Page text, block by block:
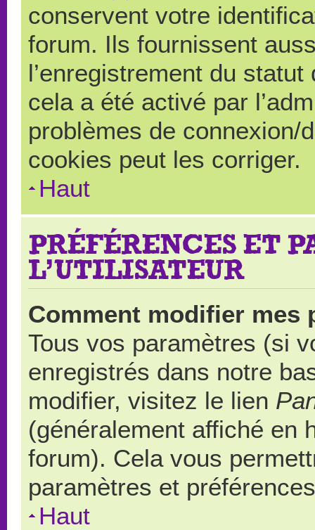
conservent votre
forum. Ils fournissent
l’enregistrement du
cela a été activé par
problèmes de connexion/
cookies peut les corriger.
Haut
PRÉFÉRENCES ET
L’UTILISATEUR
Comment modifier mes
Tous vos paramètres (si
enregistrés dans notre
modifier, visitez le lien
(généralement affiché en
forum). Cela vous
paramètres et
Haut